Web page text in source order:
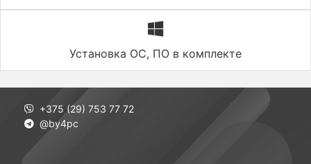
Установка ОС, ПО в комплекте
+375 (29) 753 77 72
@by4pc